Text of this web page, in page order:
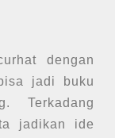
dengan
jadi buku
Terkadang
jadikan ide